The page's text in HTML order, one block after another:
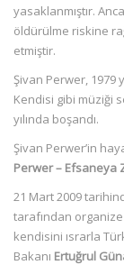
yasaklanmıştır.
öldürülme riskine
etmiştir.
Şivan Perwer, 1979
Kendisi gibi müziği
yılında boşandı.
Şivan Perwer’in
Perwer – Efsaneya
21 Mart 2009
tarafından
kendisini ısrarla
Bakanı Ertuğrul